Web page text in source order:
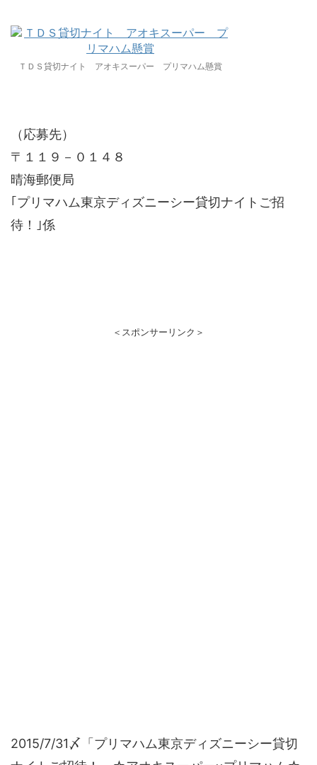
ＴＤＳ貸切ナイト アオキスーパー プリマハム懸賞
（応募先）
〒１１９－０１４８
晴海郵便局
｢プリマハム東京ディズニーシー貸切ナイトご招
待！｣係
＜スポンサーリンク＞
2015/7/31〆「プリマハム東京ディズニーシー貸切